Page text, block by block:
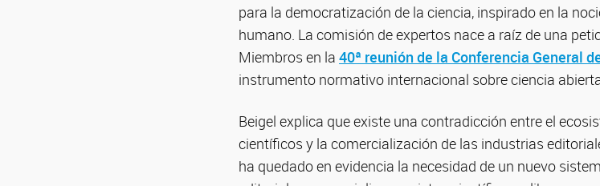
para la democratización de la ciencia, inspirado en la
humano. La comisión de expertos nace a raíz de una
Miembros en la 40ª reunión de la Conferencia General
instrumento normativo internacional sobre ciencia
Beigel explica que existe una contradicción entre el
científicos y la comercialización de las industrias
ha quedado en evidencia la necesidad de un nuevo